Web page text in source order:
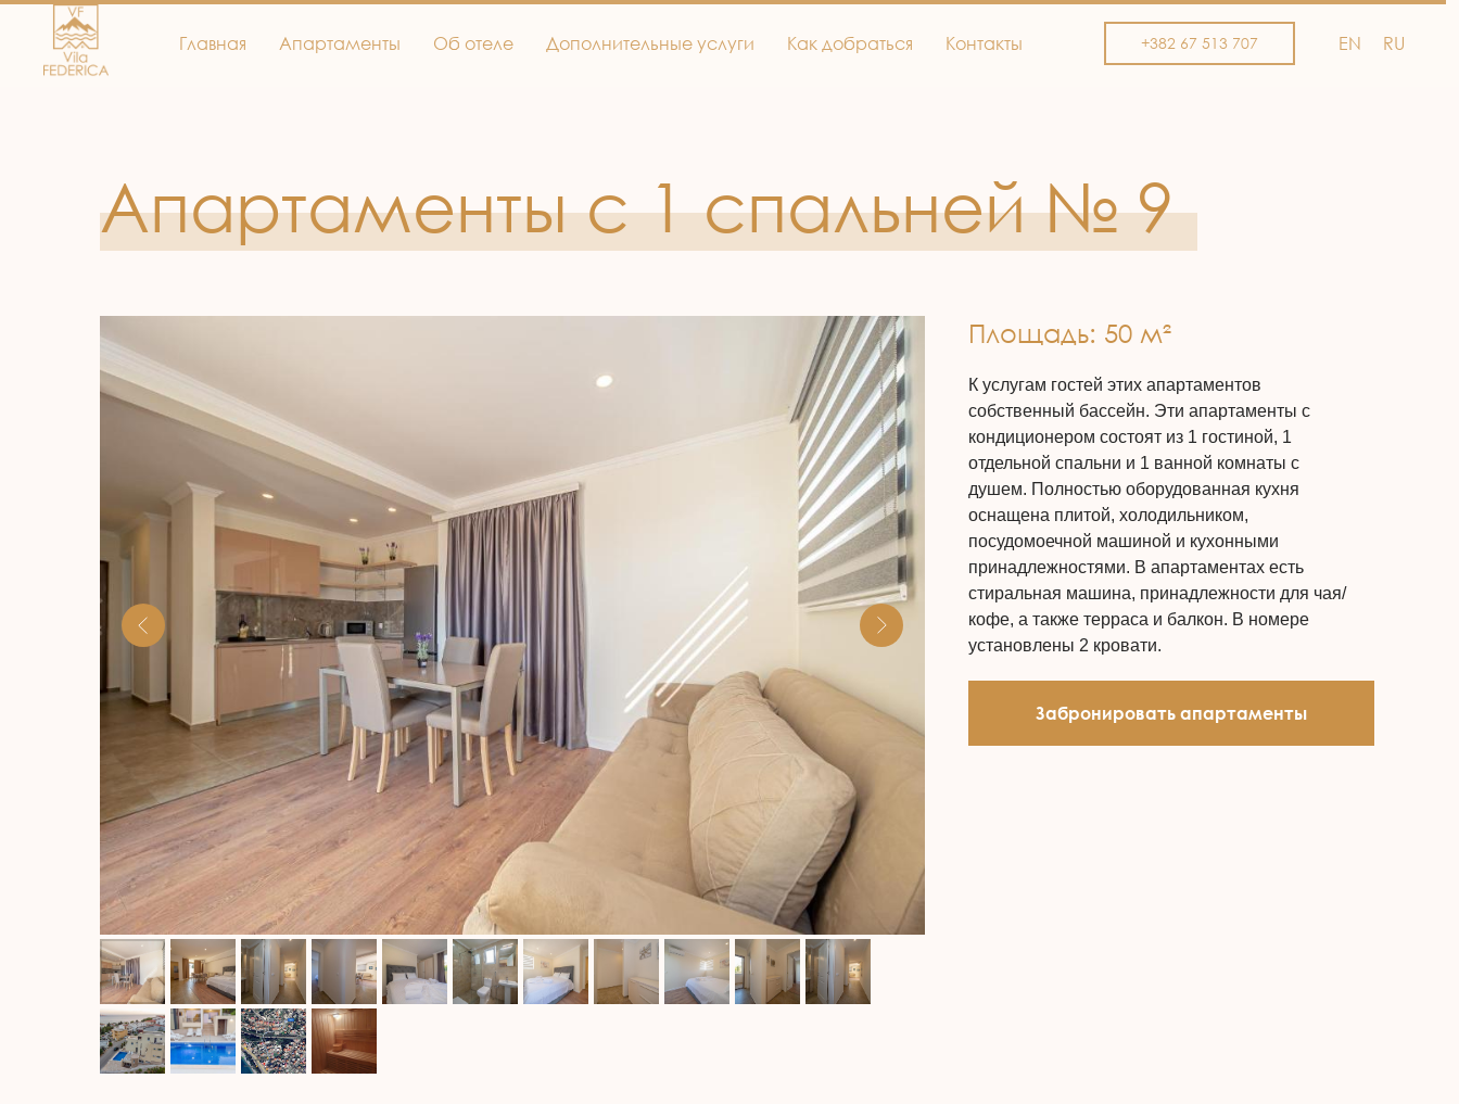
Главная Апартаменты Об отеле Дополнительные услуги Как добраться Контакты +382 67 513 707 EN RU
Апартаменты с 1 спальней № 9
Площадь: 50 м²
К услугам гостей этих апартаментов
собственный бассейн. Эти апартаменты с
кондиционером состоят из 1 гостиной, 1
отдельной спальни и 1 ванной комнаты с
душем. Полностью оборудованная кухня
оснащена плитой, холодильником,
посудомоечной машиной и кухонными
принадлежностями. В апартаментах есть
стиральная машина, принадлежности для чая/
кофе, а также терраса и балкон. В номере
установлены 2 кровати.
Забронировать апартаменты